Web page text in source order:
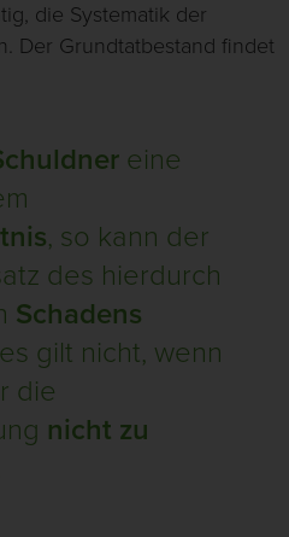
die Systematik der
Der Grundtatbestand findet
eine
, so kann der
des hierdurch
Schadens
gilt nicht, wenn
die
nicht zu